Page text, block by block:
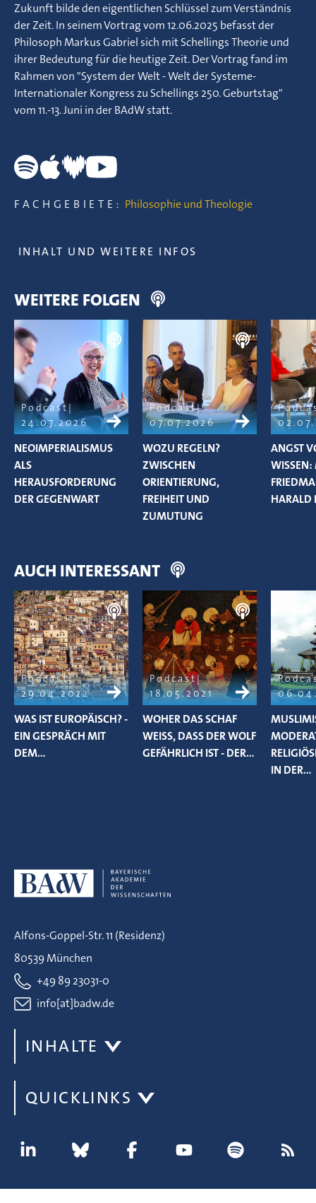
Zukunft bilde den eigentlichen Schlüssel zum Verständnis
der Zeit. In seinem Vortrag vom 12.06.2025 befasst der
Philosoph Markus Gabriel sich mit Schellings Theorie und
ihrer Bedeutung für die heutige Zeit. Der Vortrag fand im
Rahmen von "System der Welt - Welt der Systeme-
Internationaler Kongress zu Schellings 250. Geburtstag"
vom 11.-13. Juni in der BAdW statt.
FACHGEBIETE: Philosophie und Theologie
INHALT UND WEITERE INFOS
WEITERE FOLGEN
Podcast
24.07.2026
NEOIMPERIALISMUS
ALS
HERAUSFORDERUNG
DER GEGENWART
Podcast
07.07.2026
WOZU REGELN?
ZWISCHEN
ORIENTIERUNG,
FREIHEIT UND
ZUMUTUNG
ANGST
WISSEN:
HARALD
AUCH INTERESSANT
Podcast
29.04.2022
WAS IST EUROPÄISCH? -
EIN GESPRÄCH MIT
DEM…
Podcast
18.05.2021
WOHER DAS SCHAF
WEISS, DASS DER WOLF G
EFÄHRLICH IST - DER…
IN DER…
Alfons-Goppel-Str. 11 (Residenz)
80539 München
+49 89 23031-0
info[at]badw.de
INHALTE
QUICKLINKS